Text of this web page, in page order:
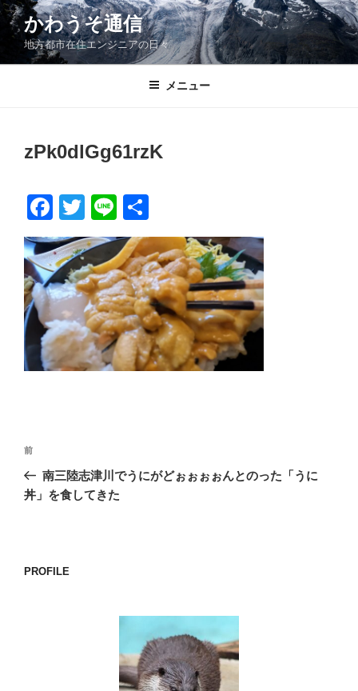
コ
ン
ン
かわうそ通信
地方都市在住エンジニアの日々
メニュー
zPk0dlGg61rzK
F
a
c
e
b
o
o
T
wi
tt
er
Li
n
e
有
投
ナ
シ
前
の
投
前
南三陸志津川でうにがどぉぉぉぉんとのった「うに
丼」を食してきた
PROFILE